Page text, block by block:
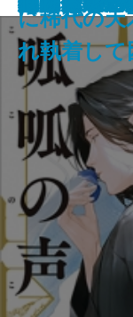
い。10
に稀代の天
れ執着し